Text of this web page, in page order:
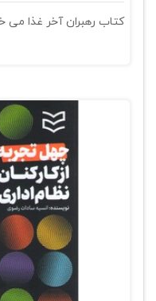
کتاب رهبران آخر غذا می